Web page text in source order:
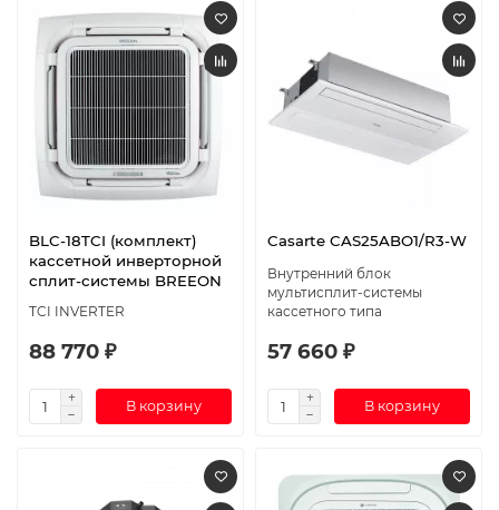
BLC-18TCI (комплект)
кассетной инверторной
сплит-системы BREEON
TCI INVERTER
88 770 ₽
В корзину
Casarte CAS25ABO1/R3-W
Внутренний блок
мультисплит-системы
кассетного типа
57 660 ₽
В корзину